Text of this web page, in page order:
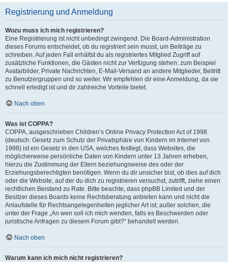
Registrierung und Anmeldung
Wozu muss ich mich registrieren?
Eine Registrierung ist nicht unbedingt zwingend. Die Board-Administration
dieses Forums entscheidet, ob du registriert sein musst, um Beiträge zu
schreiben. Auf jeden Fall erhältst du als registriertes Mitglied Zugriff auf
zusätzliche Funktionen, die Gästen nicht zur Verfügung stehen: zum Beispiel
Avatarbilder, Private Nachrichten, E-Mail-Versand an andere Mitglieder, Beitritt
zu Benutzergruppen und so weiter. Wir empfehlen dir eine Anmeldung, da sie
schnell erledigt ist und dir zahlreiche Vorteile bietet.
Nach oben
Was ist COPPA?
COPPA, ausgeschrieben Children’s Online Privacy Protection Act of 1998
(deutsch: Gesetz zum Schutz der Privatsphäre von Kindern im Internet von
1998) ist ein Gesetz in den USA, welches festlegt, dass Websites, die
möglicherweise persönliche Daten von Kindern unter 13 Jahren erheben,
hierzu die Zustimmung der Eltern beziehungsweise des oder der
Erziehungsberechtigten benötigen. Wenn du dir unsicher bist, ob dies auf dich
oder die Website, auf der du dich zu registrieren versuchst, zutrifft, ziehe einen
rechtlichen Beistand zu Rate. Bitte beachte, dass phpBB Limited und der
Besitzer dieses Boards keine Rechtsberatung anbieten kann und nicht die
Anlaufstelle für Rechtsangelegenheiten jeglicher Art ist; außer solchen, die
unter der Frage „An wen soll ich mich wenden, falls es Beschwerden oder
juristische Anfragen zu diesem Forum gibt?“ behandelt werden.
Nach oben
Warum kann ich mich nicht registrieren?